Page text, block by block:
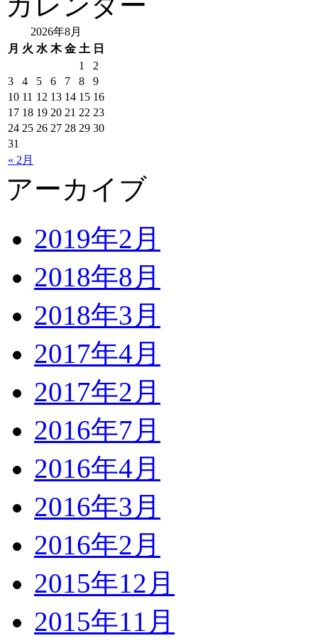
2026年8月
月 火 水 木 金 土 日
« 2月
1
2
3
4 5 6 7 8
9
10 11 12 13 14 15 16
17 18 19 20 21 22 23
24 25 26 27 28 29 30
31
アーカイブ
2019年2月
2018年8月
2018年3月
2017年4月
2017年2月
2016年7月
2016年4月
2016年3月
2016年2月
2015年12月
2015年11月